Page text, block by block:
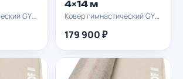
Ковер гимнастический GYMPROF 2х2м
4×14 м
Ковер гимнастический GYMPROF 4х14м
179 900 ₽